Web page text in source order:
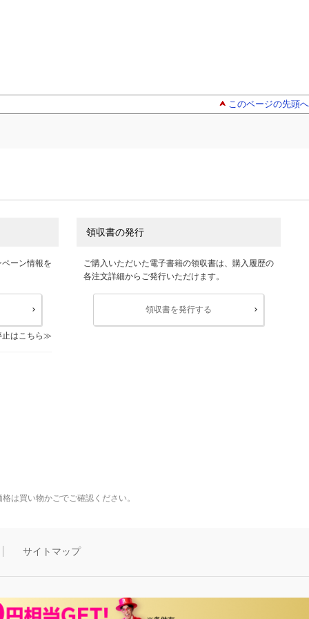
このページの先頭へ
ーン情報を
はこちら
領収書の発行
ご購入いただいた電子書籍の領収書は、購入履歴の
各注文詳細からご発行いただけます。
領収書を発行する
は買い物かごでご確認ください。
サイトマップ